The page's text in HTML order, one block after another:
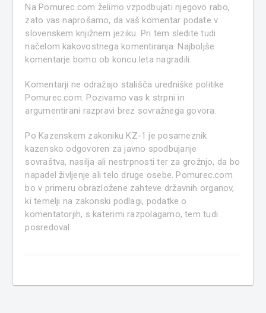
Na Pomurec.com želimo vzpodbujati njegovo rabo,
zato vas naprošamo, da vaš komentar podate v
slovenskem knjižnem jeziku. Pri tem sledite tudi
načelom kakovostnega komentiranja. Najboljše
komentarje bomo ob koncu leta nagradili.
Komentarji ne odražajo stališča uredniške politike
Pomurec.com. Pozivamo vas k strpni in
argumentirani razpravi brez sovražnega govora.
Po Kazenskem zakoniku KZ-1 je posameznik
kazensko odgovoren za javno spodbujanje
sovraštva, nasilja ali nestrpnosti ter za grožnjo, da bo
napadel življenje ali telo druge osebe. Pomurec.com
bo v primeru obrazložene zahteve državnih organov,
ki temelji na zakonski podlagi, podatke o
komentatorjih, s katerimi razpolagamo, tem tudi
posredoval.